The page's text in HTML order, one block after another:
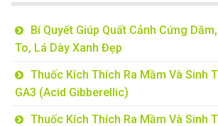
Bí Quyết Giúp Quất Cảnh Cứng
To, Lá Dày Xanh Đẹp
Thuốc Kích Thích Ra Mầm Và Sinh
GA3 (Acid Gibberellic)
Thuốc Kích Thích Ra Mầm Và Sinh